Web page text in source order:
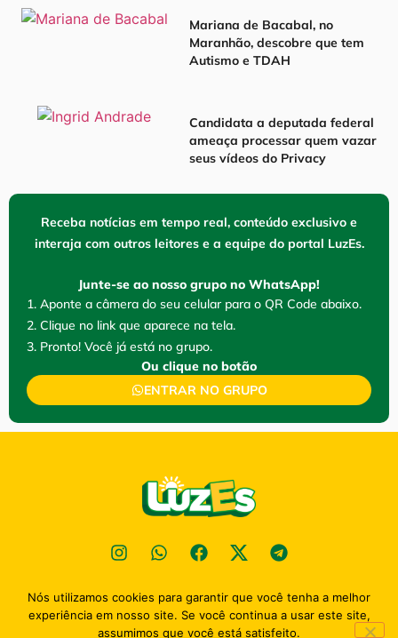
Mariana de Bacabal, no
Maranhão, descobre que tem
Autismo e TDAH
Candidata a deputada federal
ameaça processar quem vazar
seus vídeos do Privacy
Receba notícias em tempo real, conteúdo exclusivo e
interaja com outros leitores e a equipe do portal LuzEs.
Junte-se ao nosso grupo no WhatsApp!
1. Aponte a câmera do seu celular para o QR Code abaixo.
2. Clique no link que aparece na tela.
3. Pronto! Você já está no grupo.
Ou clique no botão
ENTRAR NO GRUPO
Política de privacidade
2026Portal Luz Esperaça - TODOS OS DIREITOS RESENVADOS
Nós utilizamos cookies para garantir que você tenha a melhor
experiência em nosso site. Se você continua a usar este site,
assumimos que você está satisfeito.